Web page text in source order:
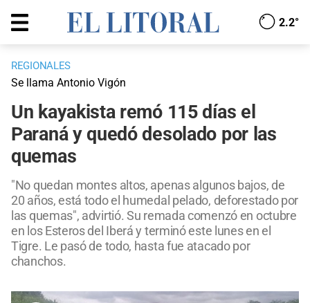
2.2°
REGIONALES
Se llama Antonio Vigón
Un kayakista remó 115 días el
Paraná y quedó desolado por las
quemas
"No quedan montes altos, apenas algunos bajos, de
20 años, está todo el humedal pelado, deforestado por
las quemas", advirtió. Su remada comenzó en octubre
en los Esteros del Iberá y terminó este lunes en el
Tigre. Le pasó de todo, hasta fue atacado por
chanchos.